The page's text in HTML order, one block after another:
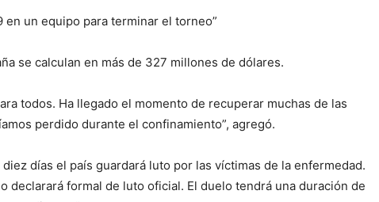
en un equipo para terminar el torneo”
se calculan en más de 327 millones de dólares.
todos. Ha llegado el momento de recuperar muchas de las
perdido durante el confinamiento”, agregó.
días el país guardará luto por las víctimas de la enfermedad.
declarará formal de luto oficial. El duelo tendrá una duración de